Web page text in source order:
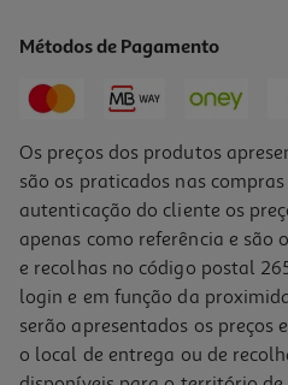
-10%
Métodos de Pagamento
Os preços dos produtos
são os praticados nas
autenticação do cliente os
apenas como referência e são
e recolhas no código postal
login e em função da
serão apresentados os preços
o local de entrega ou de